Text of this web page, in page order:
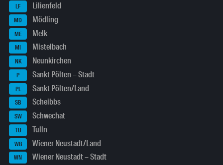
LF Lilienfeld
MD Mödling
ME Melk
MI Mistelbach
NK Neunkirchen
P Sankt Pölten – Stadt
PL Sankt Pölten/Land
SB Scheibbs
SW Schwechat
TU Tulln
WB Wiener Neustadt/Land
WN Wiener Neustadt – Stadt